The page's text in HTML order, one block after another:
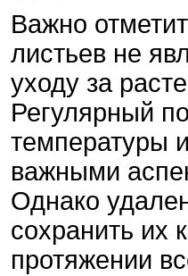
Важно
листьев не
уходу за
Регулярный
температуры
важными
Однако
сохранить их
протяжении